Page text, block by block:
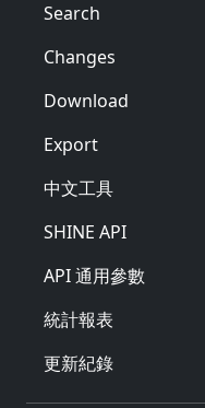
Search
Changes
Download
Export
中文工具
SHINE API
API 通用參數
統計報表
更新紀錄